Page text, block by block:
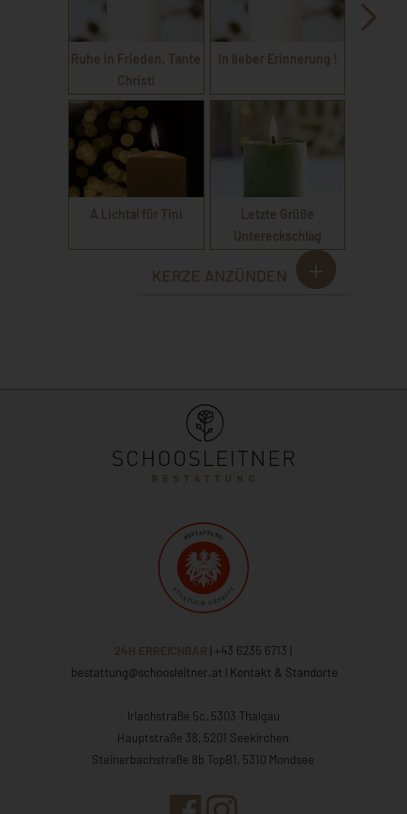
Ruhe in Frieden, Tante
Christl
In lieber Erinnerung !
A Lichtal für Tini
Letzte Grüße
Untereckschlag
KERZE ANZÜNDEN
24H ERREICHBAR | +43 6235 6713
bestattung@schoosleitner.at
Kontakt & Standorte
Irlachstraße 5c, 5303 Thalgau
Hauptstraße 38, 5201 Seekirchen
Steinerbachstraße 8b TopB1, 5310 Mondsee